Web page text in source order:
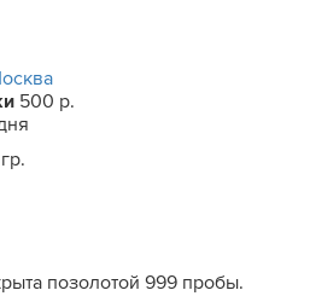
500 р.
позолотой 999 пробы.